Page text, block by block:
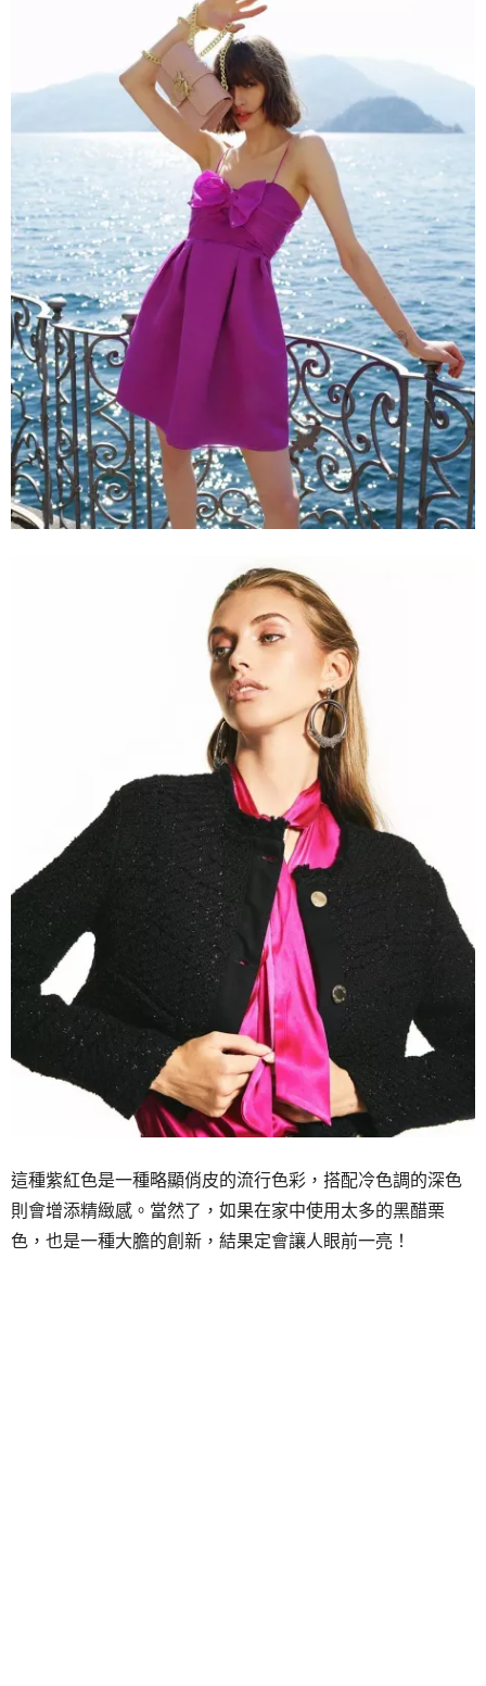
這種紫紅色是一種略顯俏皮的流行色彩，搭配冷色調的深色
則會增添精緻感。當然了，如果在家中使用太多的黑醋栗
色，也是一種大膽的創新，結果定會讓人眼前一亮！